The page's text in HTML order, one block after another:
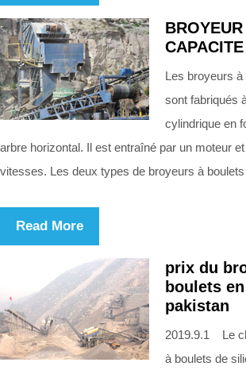
Les broyeurs
sont fabriqués
cylindrique en
arbre horizontal. Il est entraîné par un moteur
vitesses. Les deux types de broyeurs à boulets
Read More
prix du
boulets
pakistan
2019.9.1 Le
à boulets de